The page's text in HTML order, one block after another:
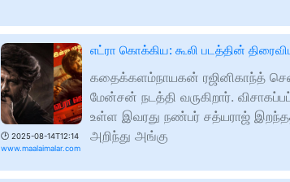
🕑 2025-08-14T12:14
www.maalaimalar.com
எட்ரா கொக்கிய: கூலி படத்தின்
கதைக்களம்நாயகன் ரஜினிகாந்த்
மேன்சன் நடத்தி வருகிறார்.
உள்ள இவரது நண்பர் சத்யராஜ்
அறிந்து அங்கு